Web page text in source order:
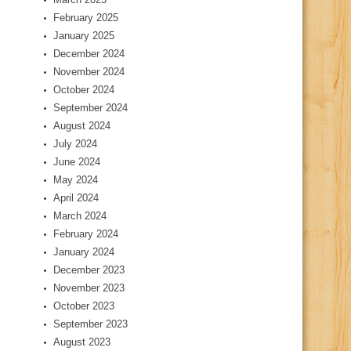
February 2025
January 2025
December 2024
November 2024
October 2024
September 2024
August 2024
July 2024
June 2024
May 2024
April 2024
March 2024
February 2024
January 2024
December 2023
November 2023
October 2023
September 2023
August 2023